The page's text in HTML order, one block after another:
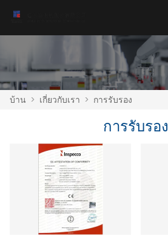
บ้าน > เกี่ยวกับเรา > การรับรอง
การรับรอง